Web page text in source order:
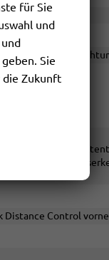
Distance Control
für Sie
und
Sie
die Zukunft